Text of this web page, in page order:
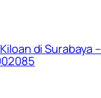
di Surabaya –